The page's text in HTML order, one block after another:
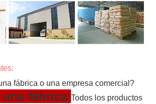
fábrica o una empresa comercial?
una fábrica Todos los productos